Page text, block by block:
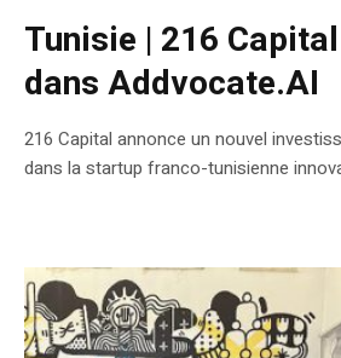
Tunisie | 216
dans Addvocate.AI
216 Capital annonce un nouvel
dans la startup franco-tunisienne